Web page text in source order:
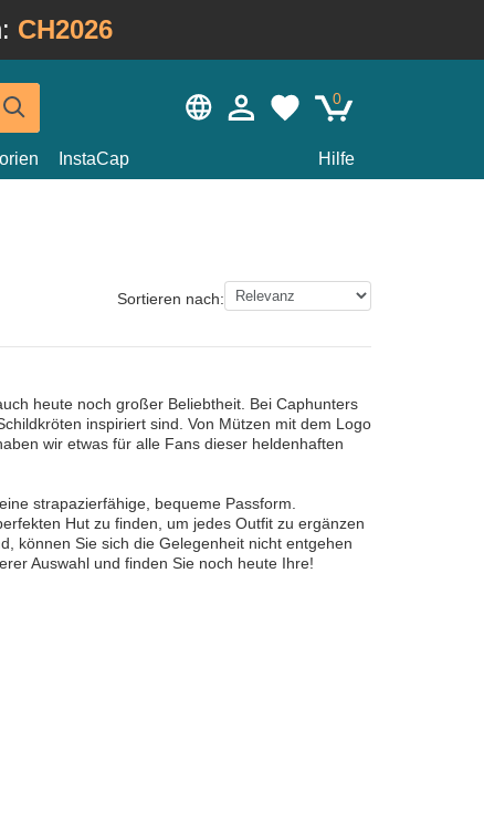
CH2026
0
InstaCap Hilfe
Sortieren nach:
heute noch großer Beliebtheit. Bei Caphunters
inspiriert sind. Von Mützen mit dem Logo
wir etwas für alle Fans dieser heldenhaften
strapazierfähige, bequeme Passform.
Hut zu finden, um jedes Outfit zu ergänzen
können Sie sich die Gelegenheit nicht entgehen
Auswahl und finden Sie noch heute Ihre!